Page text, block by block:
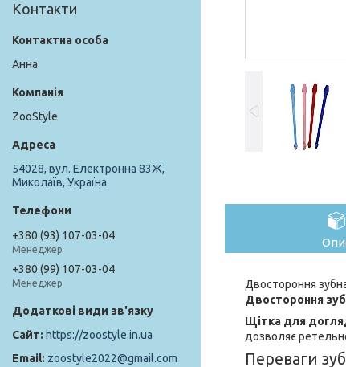
Двостороння
Двостороння
Щітка для
дозволяє
Переваги
Контакти
Анна
ZooStyle
54028, вул. Електронна 83Ж,
Миколаїв, Україна
+380 (93) 107-03-04
Менеджер
+380 (99) 107-03-04
Менеджер
https://zoostyle.in.ua
zoostyle2022@gmail.com